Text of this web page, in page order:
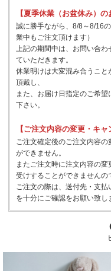
【夏季休業（お盆休み）の
誠に勝手ながら、8/8～8/16
業中もご注文頂けます）
上記の期間中は、お問い合
ていただきます。
休業明けは大変混み合うこ
頂戴し、
また、お届け日指定のご希
下さい。
【ご注文内容の変更・キ
ご注文確定後のご注文内容
ができません。
またご注文時に注文内容の
受けすることができませんの
ご注文の際は、送付先・支払
を十分にご確認をお願い致し